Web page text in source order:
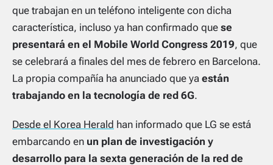
que trabajan en un teléfono inteligente con dicha
característica, incluso ya han confirmado que se
presentará en el Mobile World Congress 2019, que
se celebrará a finales del mes de febrero en Barcelona.
La propia compañía ha anunciado que ya están
trabajando en la tecnología de red 6G.
Desde el Korea Herald han informado que LG se está
embarcando en un plan de investigación y
desarrollo para la sexta generación de la red de